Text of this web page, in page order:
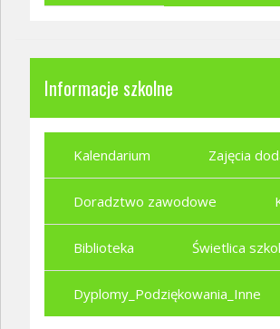
Informacje szkolne
Kalendarium Zajęcia
Doradztwo zawodowe
Biblioteka Świetlica
Dyplomy_Podziękowania_Inne